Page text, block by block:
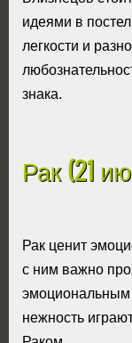
идеями в
легкости и
знака.
Рак (21
Рак ценит
с ним важно
эмоциональным
нежность